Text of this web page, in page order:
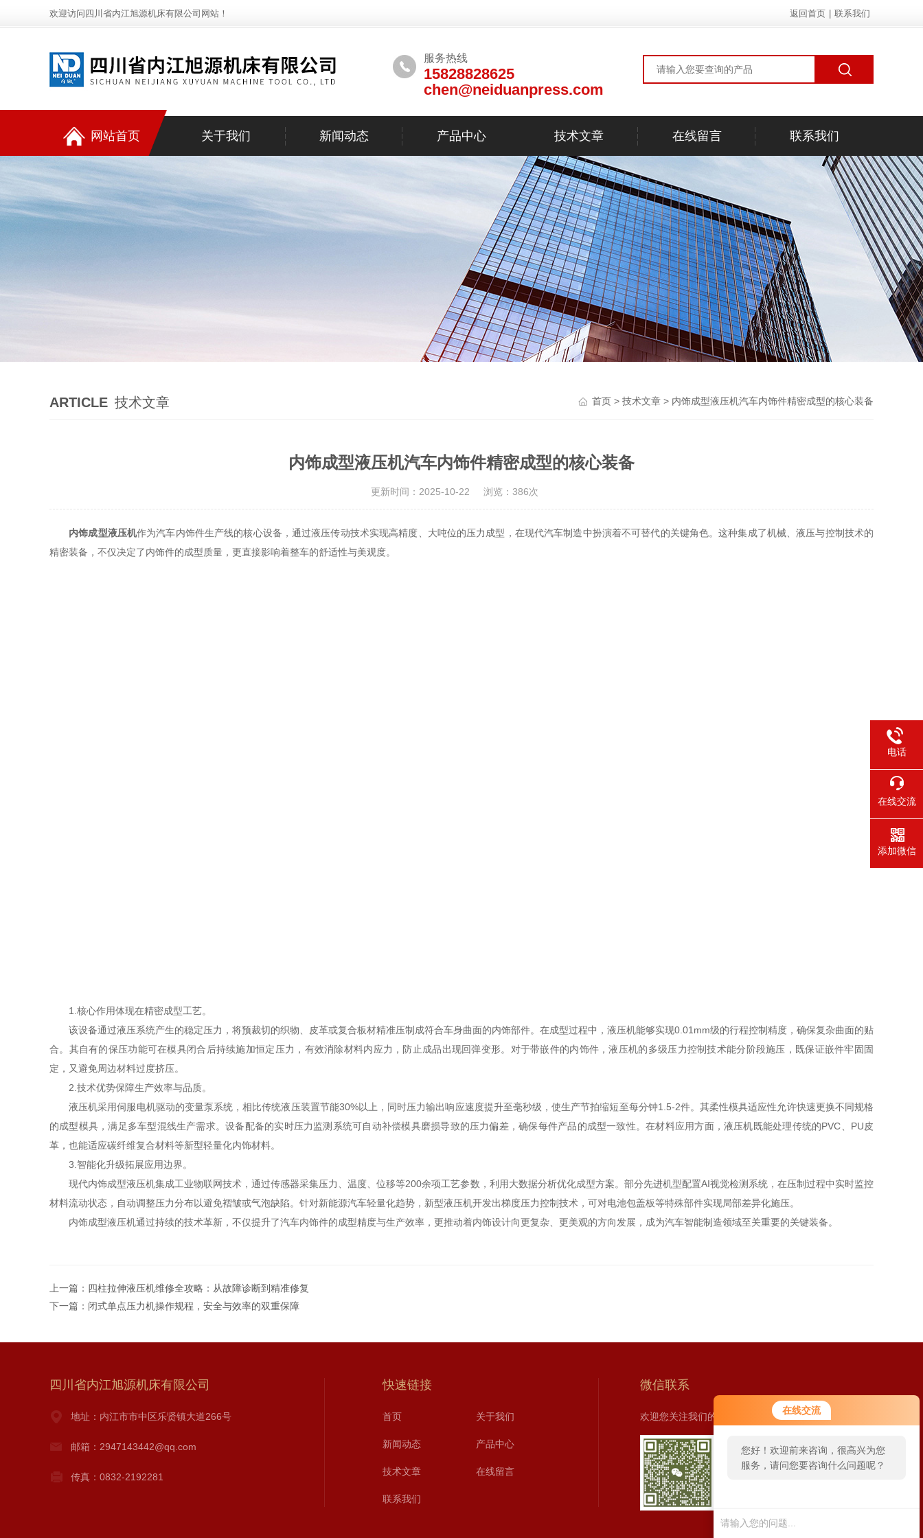
在线交流
您好！欢迎前来咨询，很高兴为您
服务，请问您要咨询什么问题呢？
了需求产品，您可以直接在线与我
联系！
欢迎访问四川省内江旭源机床有限公司网站！ 返回首页 联系我们
服务热线
15828828625
chen@neiduanpress.com
网站首页 关于我们 新闻动态 产品中心 技术文章 在线留言 联系我们
ARTICLE 技术文章 首页 > 技术文章 > 内饰成型液压机汽车内饰件精密成型的核心装备
内饰成型液压机汽车内饰件精密成型的核心装备
更新时间：2025-10-22 浏览：386次
内饰成型液压机作为汽车内饰件生产线的核心设备，通过液压传动技术实现高精度、大吨位的压力成型，在现代汽车制造中扮演着不可替代的关键角色。这种集成了机械、液压与控制技术的
精密装备，不仅决定了内饰件的成型质量，更直接影响着整车的舒适性与美观度。
1.核心作用体现在精密成型工艺。
该设备通过液压系统产生的稳定压力，将预裁切的织物、皮革或复合板材精准压制成符合车身曲面的内饰部件。在成型过程中，液压机能够实现0.01mm级的行程控制精度，确保复杂曲面的贴
合。其自有的保压功能可在模具闭合后持续施加恒定压力，有效消除材料内应力，防止成品出现回弹变形。对于带嵌件的内饰件，液压机的多级压力控制技术能分阶段施压，既保证嵌件牢固固
定，又避免周边材料过度挤压。
2.技术优势保障生产效率与品质。
液压机采用伺服电机驱动的变量泵系统，相比传统液压装置节能30%以上，同时压力输出响应速度提升至毫秒级，使生产节拍缩短至每分钟1.5-2件。其柔性模具适应性允许快速更换不同规格
的成型模具，满足多车型混线生产需求。设备配备的实时压力监测系统可自动补偿模具磨损导致的压力偏差，确保每件产品的成型一致性。在材料应用方面，液压机既能处理传统的PVC、PU皮
革，也能适应碳纤维复合材料等新型轻量化内饰材料。
3.智能化升级拓展应用边界。
现代内饰成型液压机集成工业物联网技术，通过传感器采集压力、温度、位移等200余项工艺参数，利用大数据分析优化成型方案。部分先进机型配置AI视觉检测系统，在压制过程中实时监控
材料流动状态，自动调整压力分布以避免褶皱或气泡缺陷。针对新能源汽车轻量化趋势，新型液压机开发出梯度压力控制技术，可对电池包盖板等特殊部件实现局部差异化施压。
内饰成型液压机通过持续的技术革新，不仅提升了汽车内饰件的成型精度与生产效率，更推动着内饰设计向更复杂、更美观的方向发展，成为汽车智能制造领域至关重要的关键装备。
上一篇： 四柱拉伸液压机维修全攻略：从故障诊断到精准修复
下一篇： 闭式单点压力机操作规程，安全与效率的双重保障
四川省内江旭源机床有限公司
地址：内江市市中区乐贤镇大道266号
邮箱：2947143442@qq.com
传真：0832-2192281
快速链接
首页 关于我们
新闻动态 产品中心
技术文章 在线留言
联系我们
微信联系
欢迎您关注我们的微信了解更多信息：
电话
在线交流
添加微信